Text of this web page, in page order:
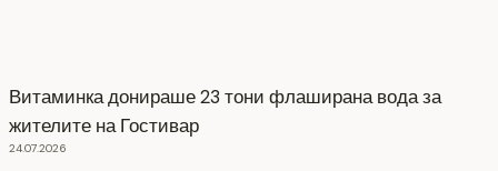
Витаминка донираше 23 тони флаширана вода за
жителите на Гостивар
24.07.2026